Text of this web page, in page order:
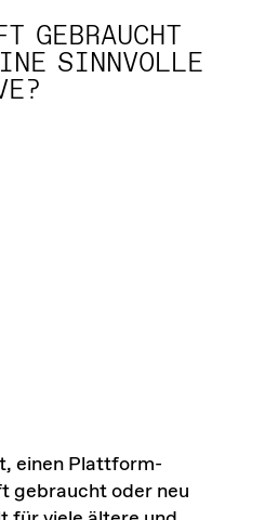
GEBRAUCHT
SINNVOLLE
einen Plattform-
gebraucht oder neu